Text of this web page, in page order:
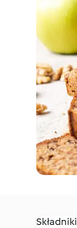
Składniki